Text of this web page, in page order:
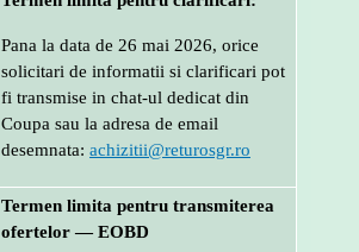
Pana la data de 26 mai 2026, orice
solicitari de informatii si clarificari pot
fi transmise in chat-ul dedicat din
Coupa sau la adresa de email
desemnata: achizitii@returosgr.ro
Termen limita pentru transmiterea
ofertelor — EOBD